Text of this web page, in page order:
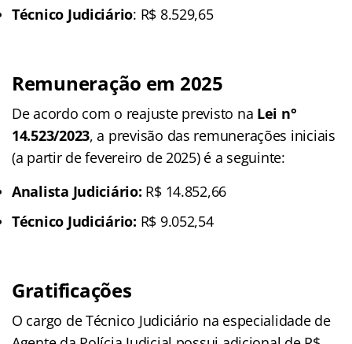
Técnico Judiciário: R$ 8.529,65
Remuneração em 2025
De acordo com o reajuste previsto na Lei n°
14.523/2023, a previsão das remunerações iniciais
(a partir de fevereiro de 2025) é a seguinte:
Analista Judiciário: R$ 14.852,66
Técnico Judiciário: R$ 9.052,54
Gratificações
O cargo de Técnico Judiciário na especialidade de